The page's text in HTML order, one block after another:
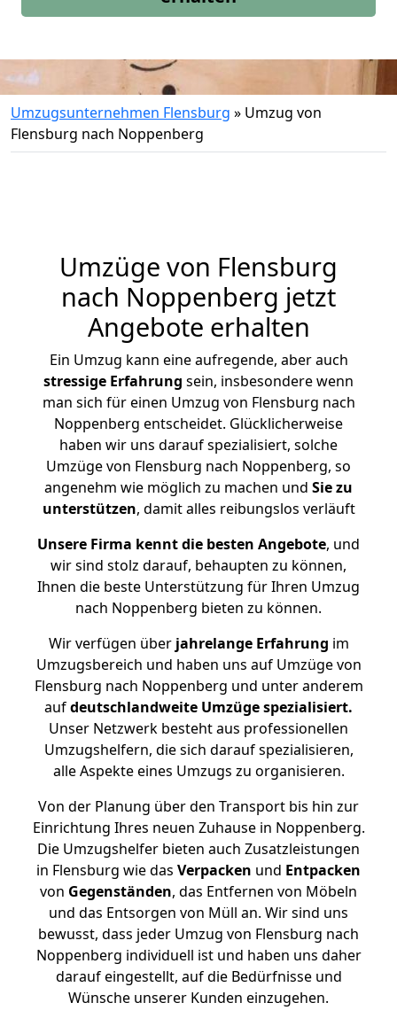
Umzugsunternehmen Flensburg » Umzug von
Flensburg nach Noppenberg
Umzüge von Flensburg
nach Noppenberg jetzt
Angebote erhalten
Ein Umzug kann eine aufregende, aber auch
stressige Erfahrung sein, insbesondere wenn
man sich für einen Umzug von Flensburg nach
Noppenberg entscheidet. Glücklicherweise
haben wir uns darauf spezialisiert, solche
Umzüge von Flensburg nach Noppenberg, so
angenehm wie möglich zu machen und Sie zu
unterstützen, damit alles reibungslos verläuft
Unsere Firma kennt die besten Angebote, und
wir sind stolz darauf, behaupten zu können,
Ihnen die beste Unterstützung für Ihren Umzug
nach Noppenberg bieten zu können.
Wir verfügen überjahrelange Erfahrung im
Umzugsbereich und haben uns auf Umzüge von
Flensburg nach Noppenberg und unter anderem
aufdeutschlandweite Umzüge spezialisiert.
Unser Netzwerk besteht aus professionellen
Umzugshelfern, die sich darauf spezialisieren,
alle Aspekte eines Umzugs zu organisieren.
Von der Planung über den Transport bis hin zur
Einrichtung Ihres neuen Zuhause in Noppenberg.
Die Umzugshelfer bieten auch Zusatzleistungen
in Flensburg wie das Verpacken und Entpacken
von Gegenständen, das Entfernen von Möbeln
und das Entsorgen von Müll an. Wir sind uns
bewusst, dass jeder Umzug von Flensburg nach
Noppenberg individuell ist und haben uns daher
darauf eingestellt, auf die Bedürfnisse und
Wünsche unserer Kunden einzugehen.